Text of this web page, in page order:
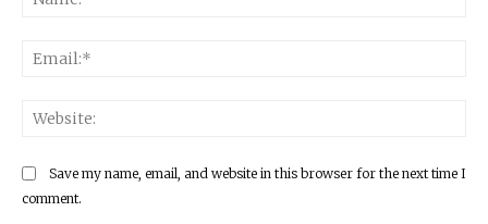
Save my name, email, and website in this browser for the next time I
comment.